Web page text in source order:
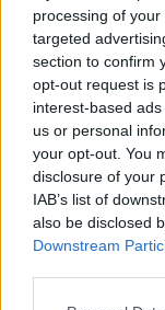
processing of
targeted
section to confirm
opt-out request is
interest-based
us or personal
your opt-out. You
disclosure of your
IAB’s list of
also be disclosed
Downstream